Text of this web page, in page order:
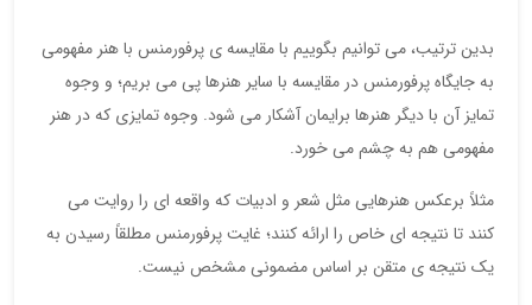
بدین ترتیب، می توانیم بگوییم با مقایسه ی پرفورمنس با هنر مفهومی
به جایگاه پرفورمنس در مقایسه با سایر هنرها پی می بریم؛ و وجوه
تمایز آن با دیگر هنرها برایمان آشکار می شود. وجوه تمایزی که در هنر
مفهومی هم به چشم می خورد.
مثلاً برعکس هنرهایی مثل شعر و ادبیات که واقعه ای را روایت می
کنند تا نتیجه ای خاص را ارائه کنند؛ غایت پرفورمنس مطلقاً رسیدن به
یک نتیجه ی متقن بر اساس مضمونی مشخص نیست.